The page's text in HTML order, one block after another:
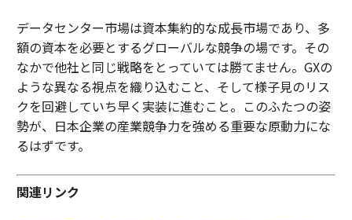
データセンター市場は資本集約的な成長市場であり、多
額の資本を必要とするグローバルな競争の場です。その
なかで他社と同じ戦略をとっていては勝てません。GXの
ような異なる視点を織り込むこと、そして様子見のリス
クを回避していち早く実装に進むこと。このふたつの姿
勢が、日本企業の産業競争力を強める重要な原動力にな
るはずです。
関連リンク